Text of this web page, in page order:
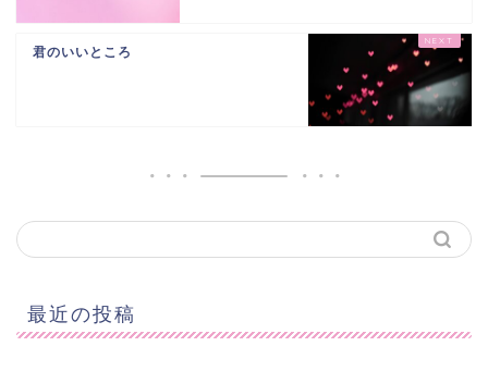
君のいいところ
最近の投稿